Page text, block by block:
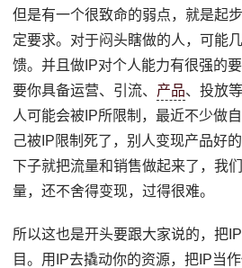
但是有一个很致命的弱点，就是起
定要求。对于闷头瞎做的人，可能
馈。并且做IP对个人能力有很强的
要你具备运营、引流、 产品、投放
人可能会被IP所限制，最近不少做
己被IP限制死了，别人变现产品好
下子就把流量和销售做起来了，我
量，还不舍得变现，过得很难。
所以这也是开头要跟大家说的，把
目。用IP去撬动你的资源，把IP当